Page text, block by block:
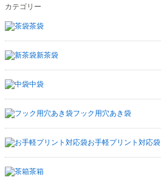
カテゴリー
茶袋
新茶袋
中袋
フック用穴あき袋
お手軽プリント対応袋
茶箱